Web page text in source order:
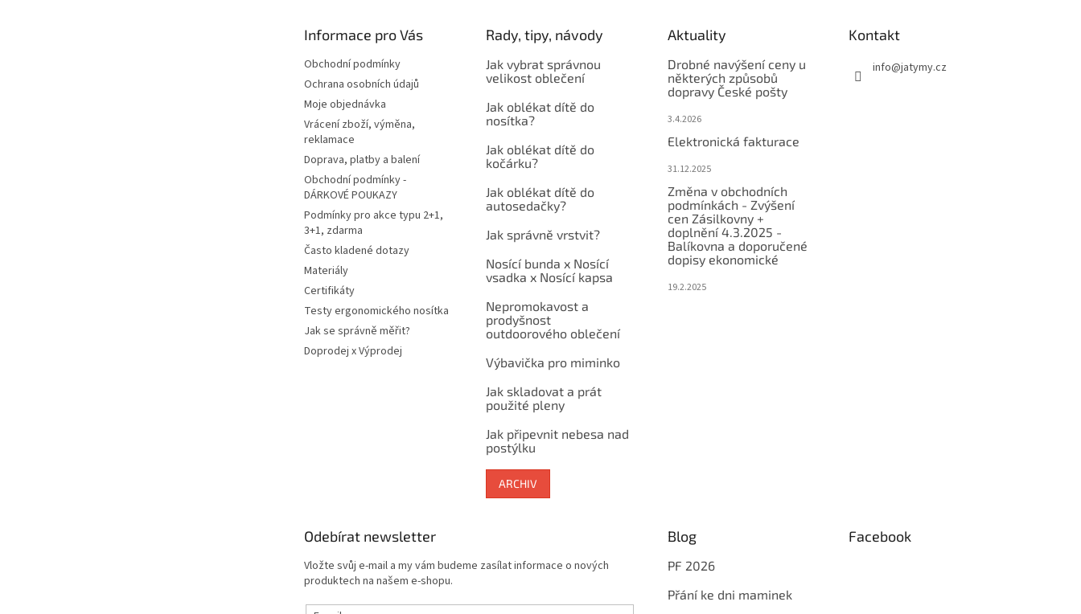
Informace pro Vás
Obchodní podmínky
Ochrana osobních údajů
Moje objednávka
Vrácení zboží, výměna,
reklamace
Doprava, platby a balení
Obchodní podmínky -
DÁRKOVÉ POUKAZY
Podmínky pro akce typu 2+1,
3+1, zdarma
Často kladené dotazy
Materiály
Certifikáty
Testy ergonomického nosítka
Jak se správně měřit?
Doprodej x Výprodej
Rady, tipy, návody
Jak vybrat správnou
velikost oblečení
Jak oblékat dítě do
nosítka?
Jak oblékat dítě do
kočárku?
Jak oblékat dítě do
autosedačky?
Jak správně vrstvit?
Nosící bunda x Nosící
vsadka x Nosící kapsa
Nepromokavost a
prodyšnost
outdoorového oblečení
Výbavička pro miminko
Jak skladovat a prát
použité pleny
Jak připevnit nebesa nad
postýlku
ARCHIV
Aktuality
Drobné navýšení ceny u
některých způsobů
dopravy České pošty
3.4.2026
Elektronická fakturace
31.12.2025
Změna v obchodních
podmínkách - Zvýšení
cen Zásilkovny +
doplnění 4.3.2025 -
Balíkovna a doporučené
dopisy ekonomické
19.2.2025
Kontakt
info@jatymy.cz
Odebírat newsletter
Vložte svůj e-mail a my vám budeme zasílat informace o nových
produktech na našem e-shopu.
Blog
PF 2026
Přání ke dni maminek
Facebook